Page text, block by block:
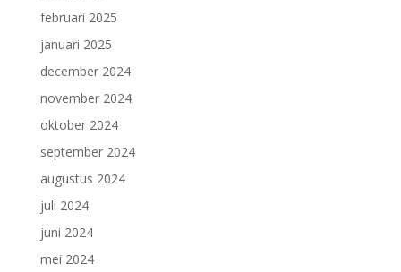
februari 2025
januari 2025
december 2024
november 2024
oktober 2024
september 2024
augustus 2024
juli 2024
juni 2024
mei 2024